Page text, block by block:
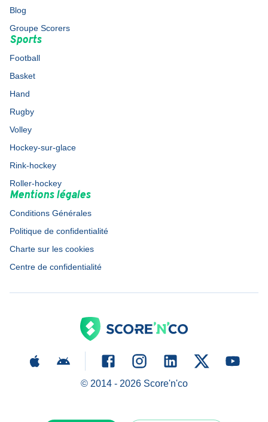
Blog
Groupe Scorers
Sports
Football
Basket
Hand
Rugby
Volley
Hockey-sur-glace
Rink-hockey
Roller-hockey
Mentions légales
Conditions Générales
Politique de confidentialité
Charte sur les cookies
Centre de confidentialité
© 2014 - 2026Score'n'co